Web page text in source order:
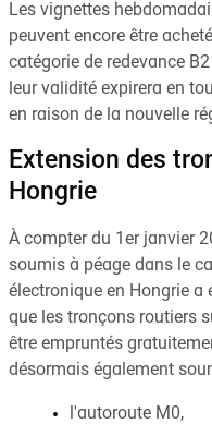
Les vignettes
peuvent encore être
catégorie de redevance
leur validité expirera en
en raison de la nouvelle
Extension des
Hongrie
À compter du 1er janvier
soumis à péage dans le
électronique en Hongrie a
que les tronçons routiers
être empruntés
désormais également
l'autoroute M0,